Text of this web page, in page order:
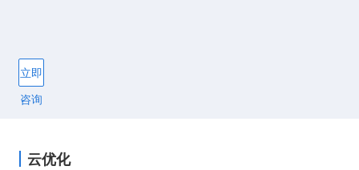
立即
咨询
云优化